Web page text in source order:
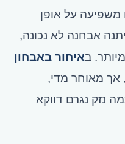
משפיעה על אופן
אבחנה לא נכונה,
באיחור באבחון
אך מאוחר מדי,
נזק נגרם דווקא